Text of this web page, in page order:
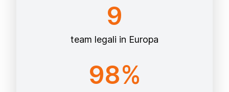
9
team legali in Europa
98%